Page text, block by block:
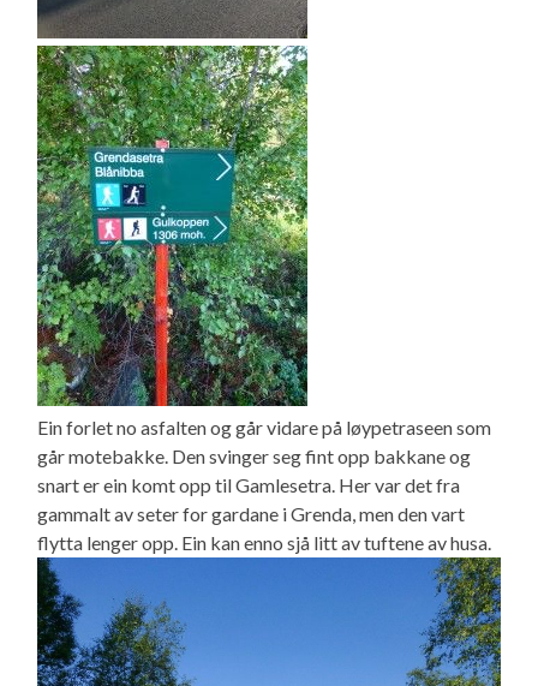
Ein forlet no asfalten og går vidare på løypetraseen som
går motebakke. Den svinger seg fint opp bakkane og
snart er ein komt opp til Gamlesetra. Her var det fra
gammalt av seter for gardane i Grenda, men den vart
flytta lenger opp. Ein kan enno sjå litt av tuftene av husa.